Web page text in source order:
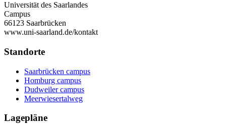
Universität des Saarlandes
Campus
66123 Saarbrücken
www.uni-saarland.de/kontakt
Standorte
Saarbrücken campus
Homburg campus
Dudweiler campus
Meerwiesertalweg
Lagepläne